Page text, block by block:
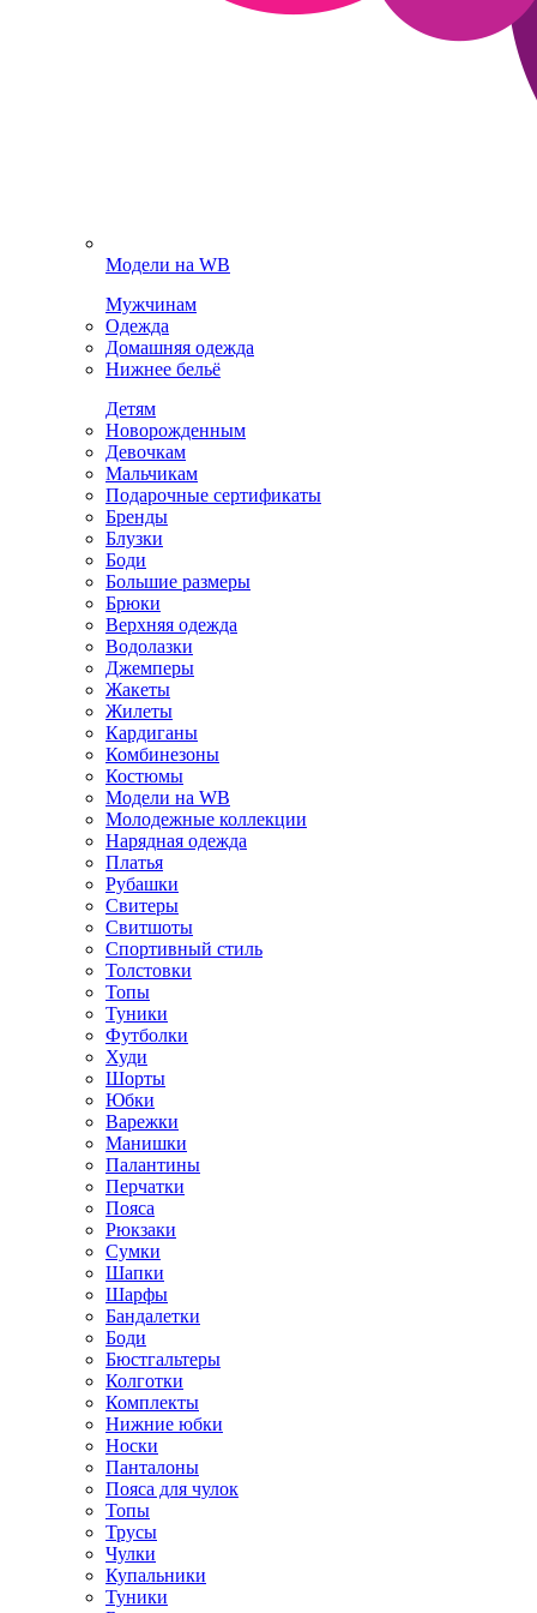
Модели на WB
Мужчинам
Одежда
Домашняя одежда
Нижнее бельё
Детям
Новорожденным
Девочкам
Мальчикам
Подарочные сертификаты
Бренды
Блузки
Боди
Большие размеры
Брюки
Верхняя одежда
Водолазки
Джемперы
Жакеты
Жилеты
Кардиганы
Комбинезоны
Костюмы
Модели на WB
Молодежные коллекции
Нарядная одежда
Платья
Рубашки
Свитеры
Свитшоты
Спортивный стиль
Толстовки
Топы
Туники
Футболки
Худи
Шорты
Юбки
Варежки
Манишки
Палантины
Перчатки
Пояса
Рюкзаки
Сумки
Шапки
Шарфы
Бандалетки
Боди
Бюстгальтеры
Колготки
Комплекты
Нижние юбки
Носки
Панталоны
Поясa для чулок
Топы
Трусы
Чулки
Купальники
Туники